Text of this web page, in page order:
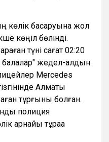
көлік басқаруына жол
көңіл бөлінді.
түні сағат 02:20
балалар" жедел-алдын
Mercedes
Алматы
тұрғыны болған.
полиция
арнайы тұраққа